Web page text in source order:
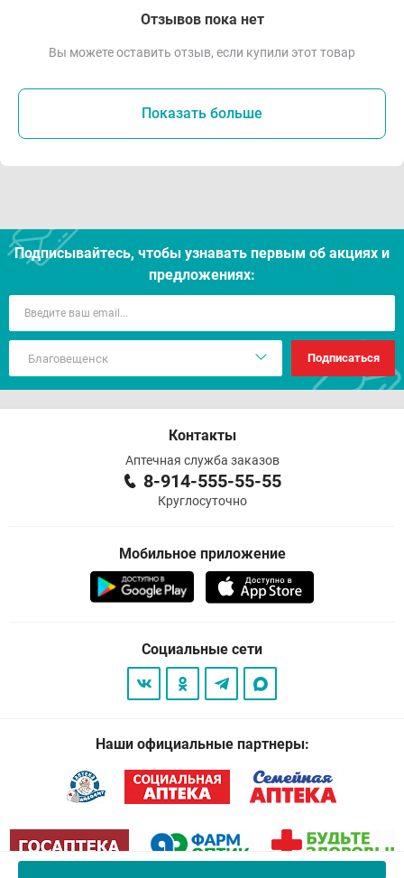
Отзывов пока нет
Вы можете оставить отзыв, если купили этот товар
Показать больше
Подписывайтесь, чтобы узнавать первым об акцияx и
предложениях:
Подписаться
Контакты
Аптечная служба заказов
8-914-555-55-55
Круглосуточно
Мобильное приложение
Социальные сети
Наши официальные партнеры: